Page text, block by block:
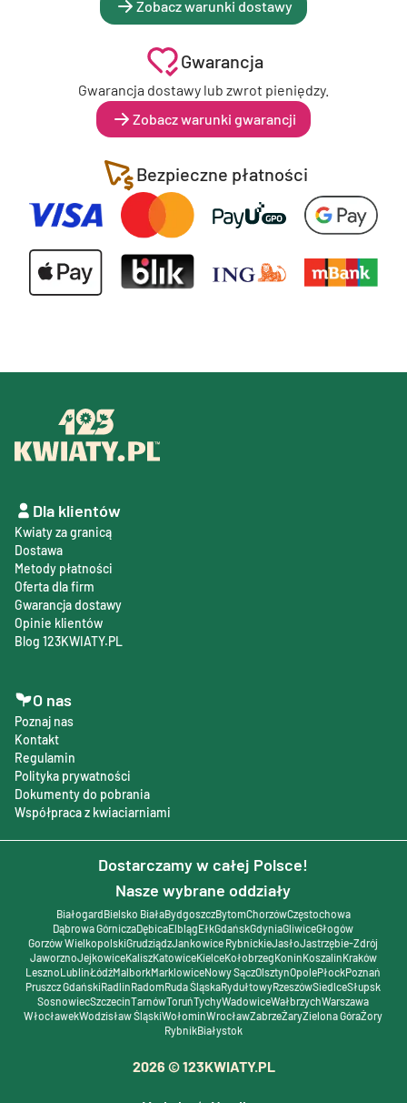
Zobacz warunki dostawy
Gwarancja
Gwarancja dostawy lub zwrot pieniędzy.
Zobacz warunki gwarancji
Bezpieczne płatności
Dla klientów
Kwiaty za granicą
Dostawa
Metody płatności
Oferta dla firm
Gwarancja dostawy
Opinie klientów
Blog 123KWIATY.PL
O nas
Poznaj nas
Kontakt
Regulamin
Polityka prywatności
Dokumenty do pobrania
Współpraca z kwiaciarniami
Dostarczamy w całej Polsce!
Nasze wybrane oddziały
BiałogardBielsko BiałaBydgoszczBytomChorzówCzęstochowa
Dąbrowa GórniczaDębicaElblągEłkGdańskGdyniaGliwiceGłogów
Gorzów WielkopolskiGrudziądzJankowice RybnickieJasłoJastrzębie-Zdrój
JaworznoJejkowiceKaliszKatowiceKielceKołobrzegKoninKoszalinKraków
LesznoLublinŁódźMalborkMarklowiceNowy SączOlsztynOpolePłockPoznań
Pruszcz GdańskiRadlinRadomRuda ŚląskaRydułtowyRzeszówSiedlceSłupsk
SosnowiecSzczecinTarnówToruńTychyWadowiceWałbrzychWarszawa
WłocławekWodzisław ŚląskiWołominWrocławZabrzeŻaryZielona GóraŻory
RybnikBiałystok
2026 © 123KWIATY.PL